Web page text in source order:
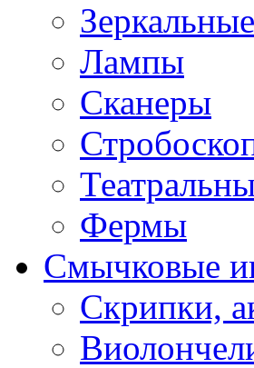
Лампы
Сканеры
Фермы
Смычковые
Скрипки,